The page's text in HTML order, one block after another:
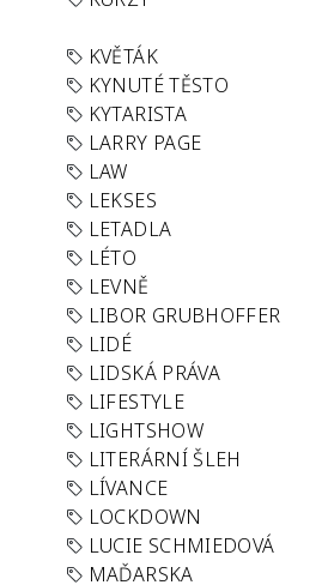
KVĚTÁK
KYNUTÉ TĚSTO
KYTARISTA
LARRY PAGE
LAW
LEKSES
LETADLA
LÉTO
LEVNĚ
LIBOR GRUBHOFFER
LIDÉ
LIDSKÁ PRÁVA
LIFESTYLE
LIGHTSHOW
LITERÁRNÍ ŠLEH
LÍVANCE
LOCKDOWN
LUCIE SCHMIEDOVÁ
MAĎARSKA